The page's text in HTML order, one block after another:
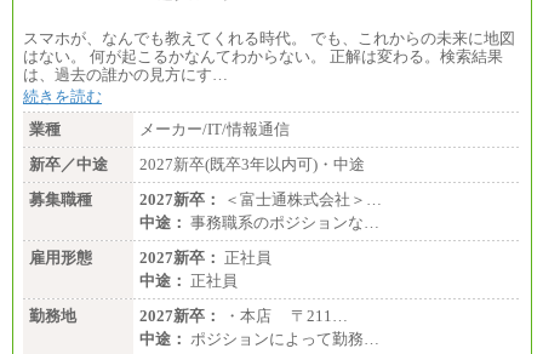
スマホが、なんでも教えてくれる時代。 でも、これからの未来に地図
はない。 何が起こるかなんてわからない。 正解は変わる。検索結果
は、過去の誰かの見方にす…
続きを読む
業種
メーカー/IT/情報通信
新卒／中途
2027新卒(既卒3年以内可)・中途
募集職種
2027新卒：
＜富士通株式会社＞…
中途： 事務職系のポジションな…
雇用形態
2027新卒： 正社員
中途： 正社員
勤務地
2027新卒：
・本店 〒211…
中途： ポジションによって勤務…